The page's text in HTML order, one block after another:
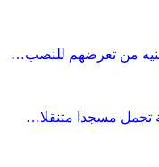
من تعرضهم للنصب…
تحمل مسجدا متنقلا…